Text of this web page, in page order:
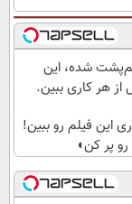
شده، این
هر کاری ببین.
این فیلم رو ببین!
پر کن◖